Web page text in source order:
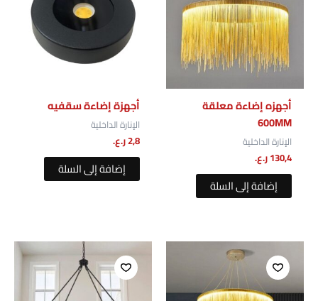
الاسم *
البريد الإلكتروني
احفظ اسمي، بريدي الإلكتروني، والموقع الإلكتروني في هذا
أجهزه إضاءة معلقة
600MM
الإنارة الداخلية
130,4ر.ع.
إضافة إلى السلة
أجهزة إضاءة سقفيه
الإنارة الداخلية
2,8ر.ع.
إضافة إلى السلة